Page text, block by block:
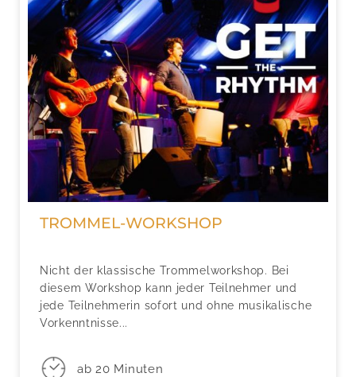
TROMMEL-WORKSHOP
Nicht der klassische Trommelworkshop. Bei
diesem Workshop kann jeder Teilnehmer und
jede Teilnehmerin sofort und ohne musikalische
Vorkenntnisse...
ab 20 Minuten